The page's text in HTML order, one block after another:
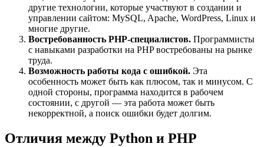
другие технологии, которые участвуют в создании и
управлении сайтом: MySQL, Apache, WordPress, Linux и
многие другие.
Востребованность PHP-специалистов. Программисты
с навыками разработки на PHP востребованы на рынке
труда.
Возможность работы кода с ошибкой. Эта
особенность может быть как плюсом, так и минусом. С
одной стороны, программа находится в рабочем
состоянии, с другой — эта работа может быть
некорректной, а поиск ошибки будет долгим.
Отличия между Python и PHP